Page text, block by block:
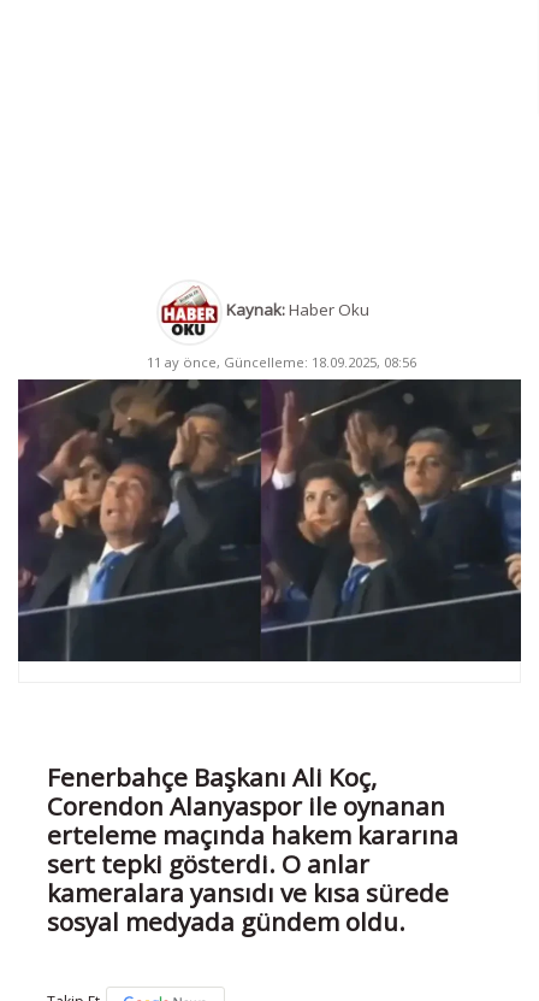
Kaynak:Haber Oku
11 ay önce, Güncelleme: 18.09.2025, 08:56
Fenerbahçe Başkanı Ali Koç,
Corendon Alanyaspor ile oynanan
erteleme maçında hakem kararına
sert tepki gösterdi. O anlar
kameralara yansıdı ve kısa sürede
sosyal medyada gündem oldu.